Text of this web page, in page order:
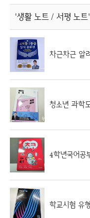
'생활 노트 / 서평 노트'
청소년 과학